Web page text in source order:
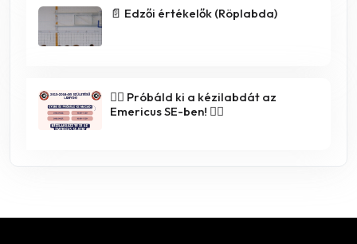
📄 Edzői értékelők (Röplabda)
🤾‍♀️ Próbáld ki a kézilabdát az
Emericus SE-ben! 🤾‍♂️